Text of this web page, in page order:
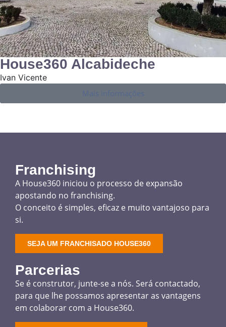
House360 Alcabideche
Ivan Vicente
Franchising
A House360 iniciou o processo de expansão
apostando no franchising.
O conceito é simples, eficaz e muito vantajoso para
si.
SEJA UM FRANCHISADO HOUSE360
Parcerias
Se é construtor, junte-se a nós. Será contactado,
para que lhe possamos apresentar as vantagens
em colaborar com a House360.